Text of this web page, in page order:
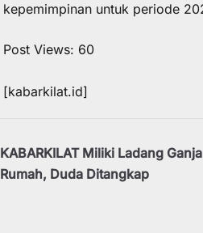
kepemimpinan untuk periode
Post Views: 60
[kabarkilat.id]
KABARKILAT Miliki Ladang
Rumah, Duda Ditangkap